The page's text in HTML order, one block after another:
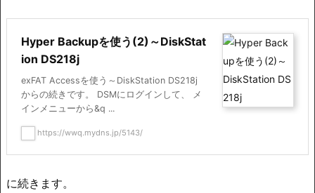
Hyper Backupを使う(2)～DiskStat
ion DS218j
exFAT Accessを使う～DiskStation DS218j
からの続きです。 DSMにログインして、 メ
インメニューから&q ...
https://wwq.mydns.jp/5143/
に続きます。